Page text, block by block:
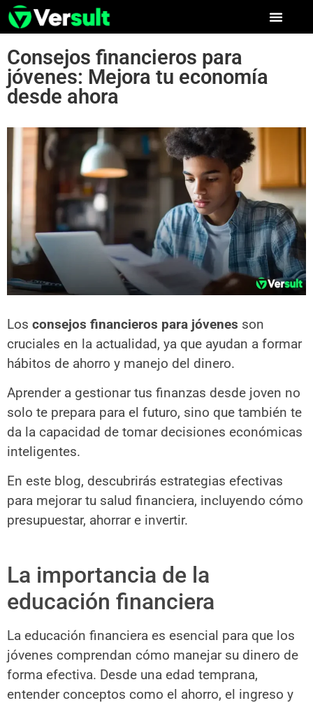
Consejos financieros para
jóvenes: Mejora tu economía
desde ahora
Los consejos financieros para jóvenes son
cruciales en la actualidad, ya que ayudan a formar
hábitos de ahorro y manejo del dinero.
Aprender a gestionar tus finanzas desde joven no
solo te prepara para el futuro, sino que también te
da la capacidad de tomar decisiones económicas
inteligentes.
En este blog, descubrirás estrategias efectivas
para mejorar tu salud financiera, incluyendo cómo
presupuestar, ahorrar e invertir.
La importancia de la
educación financiera
La educación financiera es esencial para que los
jóvenes comprendan cómo manejar su dinero de
forma efectiva. Desde una edad temprana,
entender conceptos como el ahorro, el ingreso y